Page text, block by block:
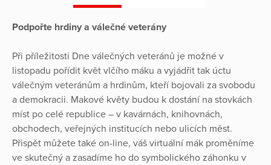
Podpořte hrdiny a válečné veterány
Při příležitosti Dne válečných veteránů je možné v
listopadu pořídit květ vlčího máku a vyjádřit tak úctu
válečným veteránům a hrdinům, kteří bojovali za svobodu
a demokracii. Makové květy budou k dostání na stovkách
míst po celé republice – v kavárnách, knihovnách,
obchodech, veřejných institucích nebo ulicích měst.
Přispět můžete také on-line, váš virtuální mák proměníme
ve skutečný a zasadíme ho do symbolického záhonku v